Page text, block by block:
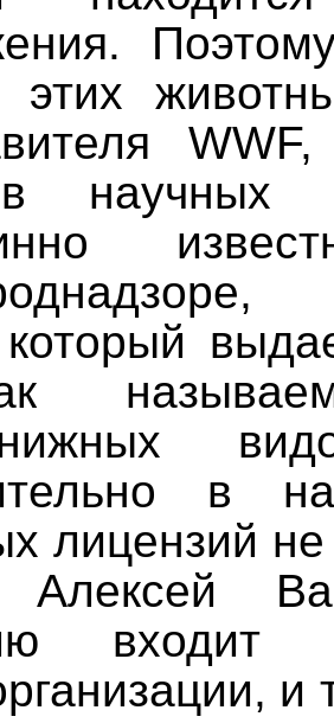
этих
научных
который
в
лицензий
Алексей
входит
и